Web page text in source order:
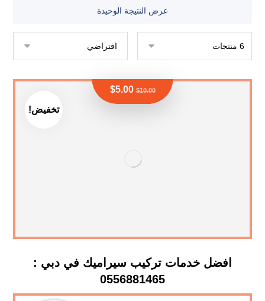
عرض النتيجة الوحيدة
تخفيض!
افضل خدمات تركيب سيراميك في دبي :
0556881465
$10.00
$5.00